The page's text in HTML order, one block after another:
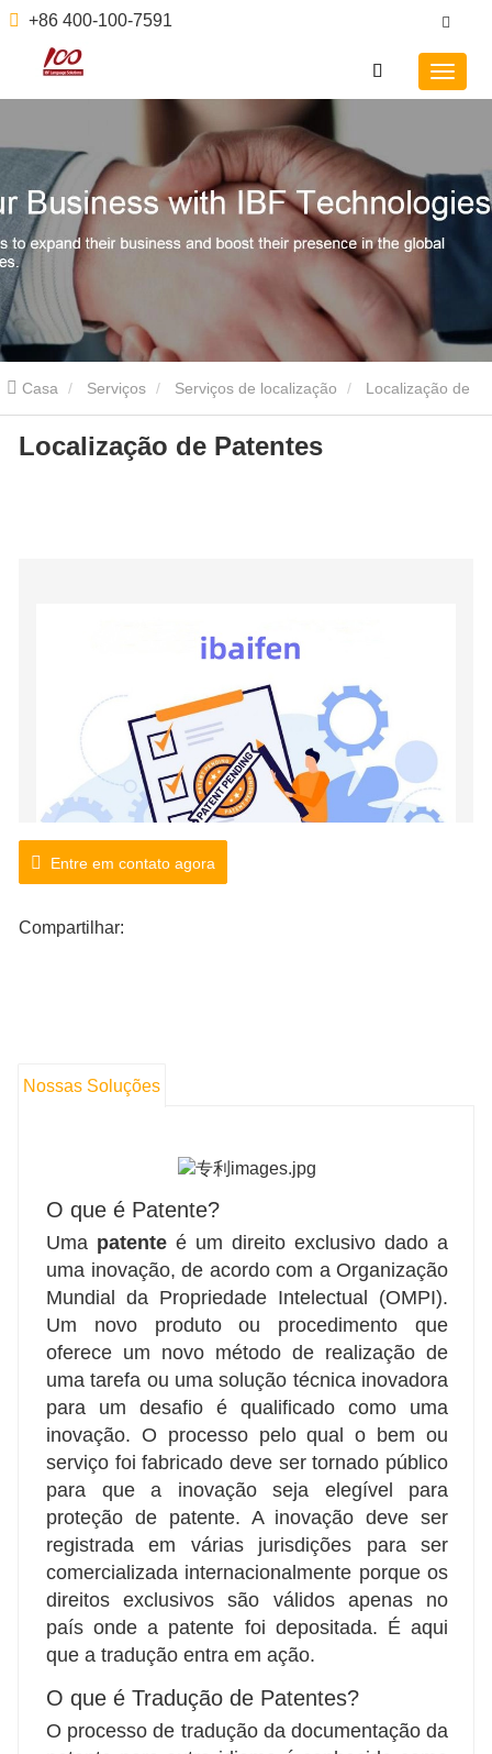
+86 400-100-7591
Casa Serviços Serviços de localização
Patentes
Localização de Patentes
Entre em contato agora
Compartilhar:
Nossas Soluções
O que é Patente?
Uma patente é um direito exclusivo dado a
uma inovação, de acordo com a Organização
Mundial da Propriedade Intelectual (OMPI).
Um novo produto ou procedimento que
oferece um novo método de realização de
uma tarefa ou uma solução técnica inovadora
para um desafio é qualificado como uma
inovação. O processo pelo qual o bem ou
serviço foi fabricado deve ser tornado público
para que a inovação seja elegível para
proteção de patente. A inovação deve ser
registrada em várias jurisdições para ser
comercializada internacionalmente porque os
direitos exclusivos são válidos apenas no
país onde a patente foi depositada. É aqui
que a tradução entra em ação.
O que é Tradução de Patentes?
O processo de tradução da documentação da